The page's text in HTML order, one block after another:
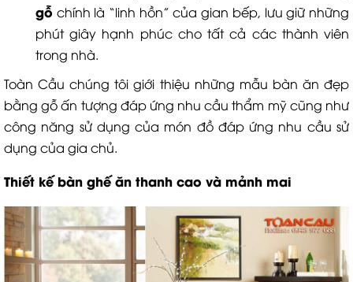
gỗ chính là “linh hồn” của gian bếp, lưu giữ những
phút giây hạnh phúc cho tất cả các thành viên
trong nhà.
Toàn Cầu chúng tôi giới thiệu những mẫu bàn ăn đẹp
bằng gỗ ấn tượng đáp ứng nhu cầu thẩm mỹ cũng như
công năng sử dụng của món đồ đáp ứng nhu cầu sử
dụng của gia chủ.
Thiết kế bàn ghế ăn thanh cao và mảnh mai